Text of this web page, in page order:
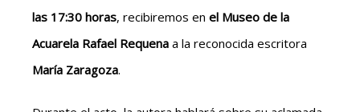
las 17:30 horas, recibiremos en el Museo de la
Acuarela Rafael Requena a la reconocida escritora
María Zaragoza.